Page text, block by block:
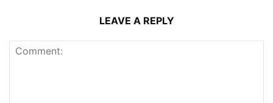
LEAVE A REPLY